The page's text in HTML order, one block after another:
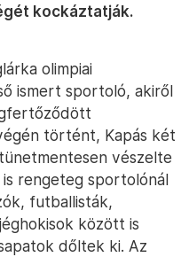
kockáztatják.
olimpiai
ismert sportoló, akiről
történt, Kapás két
vészelte
rengeteg sportolónál
futballisták,
között is
dőltek ki. Az